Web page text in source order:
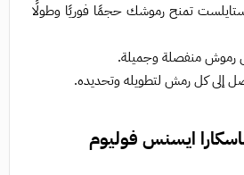
تمنح رموشك حجمًا فوريًا وطولًا
رموش منفصلة وجميلة.
إلى كل رمش لتطويله وتحديده.
ايسنس فوليوم